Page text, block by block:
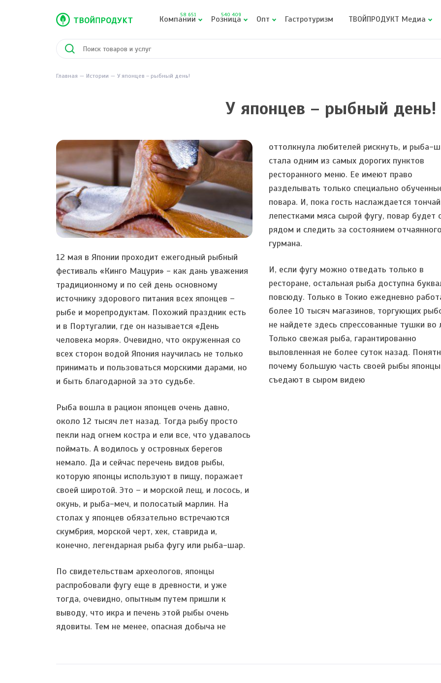
Компании
58 651 Розница
540 409 Опт Гастротуризм ТВОЙПРОДУКТ Медиа
Главная Истории У японцев – рыбный день!
У японцев – рыбный день!
12 мая в Японии проходит ежегодный рыбный
фестиваль «Кинго Мацури» - как дань уважения
традиционному и по сей день основному
источнику здорового питания всех японцев –
рыбе и морепродуктам. Похожий праздник есть
и в Португалии, где он называется «День
человека моря». Очевидно, что окруженная со
всех сторон водой Япония научилась не только
принимать и пользоваться морскими дарами, но
и быть благодарной за это судьбе.
Рыба вошла в рацион японцев очень давно,
около 12 тысяч лет назад. Тогда рыбу просто
пекли над огнем костра и ели все, что удавалось
поймать. А водилось у островных берегов
немало. Да и сейчас перечень видов рыбы,
которую японцы используют в пищу, поражает
своей широтой. Это – и морской лещ, и лосось, и
окунь, и рыба-меч, и полосатый марлин. На
столах у японцев обязательно встречаются
скумбрия, морской черт, хек, ставрида и,
конечно, легендарная рыба фугу или рыба-шар.
По свидетельствам археологов, японцы
распробовали фугу еще в древности, и уже
тогда, очевидно, опытным путем пришли к
выводу, что икра и печень этой рыбы очень
ядовиты. Тем не менее, опасная добыча не
оттолкнула любителей рискнуть, и рыба-
стала одним из самых дорогих пунктов
ресторанного меню. Ее имеют право
разделывать только специально
повара. И, пока гость наслаждается
лепестками мяса сырой фугу, повар будет
рядом и следить за состоянием
гурмана.
И, если фугу можно отведать только в
ресторане, остальная рыба доступна
повсюду. Только в Токио ежедневно
более 10 тысяч магазинов, торгующих
не найдете здесь спрессованные тушки во
Только свежая рыба, гарантированно
выловленная не более суток назад.
почему большую часть своей рыбы японцы
съедают в сыром видею